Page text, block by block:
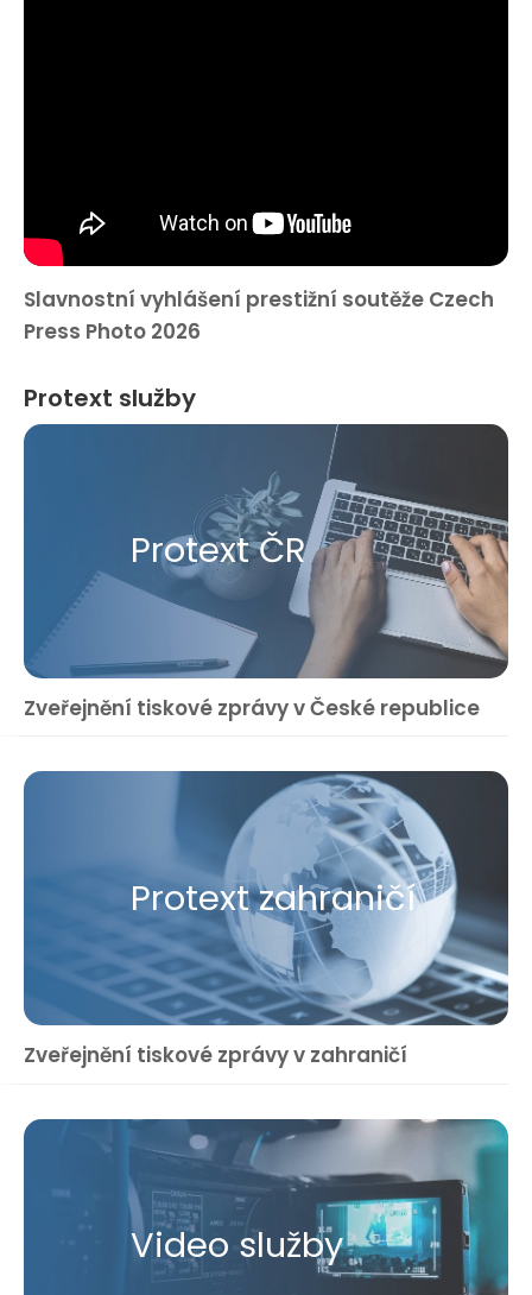
Slavnostní vyhlášení prestižní soutěže Czech
Press Photo 2026
Protext služby
Protext ČR
Zveřejnění tiskové zprávy v České republice
Protext zahraničí
Zveřejnění tiskové zprávy v zahraničí
Video služby